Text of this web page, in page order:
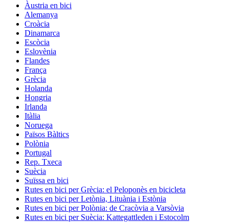
Àustria en bici
Alemanya
Croàcia
Dinamarca
Escòcia
Eslovènia
Flandes
França
Grècia
Holanda
Hongria
Irlanda
Itàlia
Noruega
Països Bàltics
Polònia
Portugal
Rep. Txeca
Suècia
Suïssa en bici
Rutes en bici per Grècia: el Peloponès en bicicleta
Rutes en bici per Letònia, Lituània i Estònia
Rutes en bici per Polònia: de Cracòvia a Varsòvia
Rutes en bici per Suècia: Kattegattleden i Estocolm